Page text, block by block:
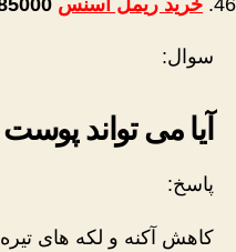
سوال:
آیا می تواند
پاسخ:
کاهش آکنه و لکه های